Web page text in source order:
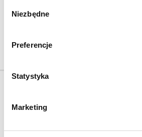
zgody
Niezbędne
Preferencje
Statystyka
Marketing
Sztuka konsumpcyjna, 1974
fotografia, papier fotograficzny; 27 x 39,7
KONSUMPCYJNA" / 1974;